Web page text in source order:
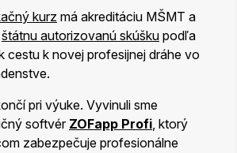
kurz má akreditáciu MŠMT a
štátnu autorizovanú skúšku podľa
cestu k novej profesijnej dráhe vo
pri výuke. Vyvinuli sme
softvér ZOFapp Profi, ktorý
zabezpečuje profesionálne